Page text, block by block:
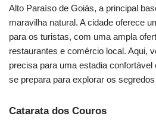
Alto Paraíso de Goiás, a principal
maravilha natural. A cidade oferece
para os turistas, com uma ampla
restaurantes e comércio local. Aqui,
precisa para uma estadia confortável
se prepara para explorar os
Catarata dos Couros